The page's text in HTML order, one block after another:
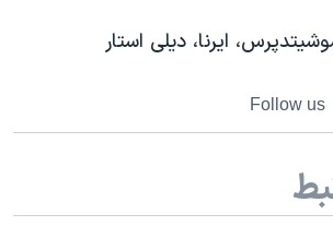
ایرنا، دیلی استار
Follow us